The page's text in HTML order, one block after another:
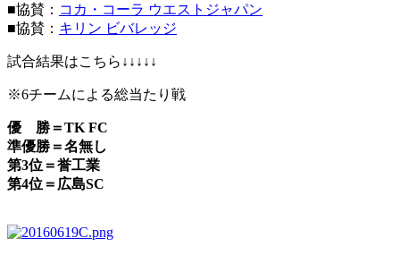
■協賛： コカ・コーラ ウエストジャパン
■協賛： キリン ビバレッジ
試合結果はこちら↓↓↓↓↓
※6チームによる総当たり戦
優 勝＝TK FC
準優勝＝名無し
第3位＝誉工業
第4位＝広島SC